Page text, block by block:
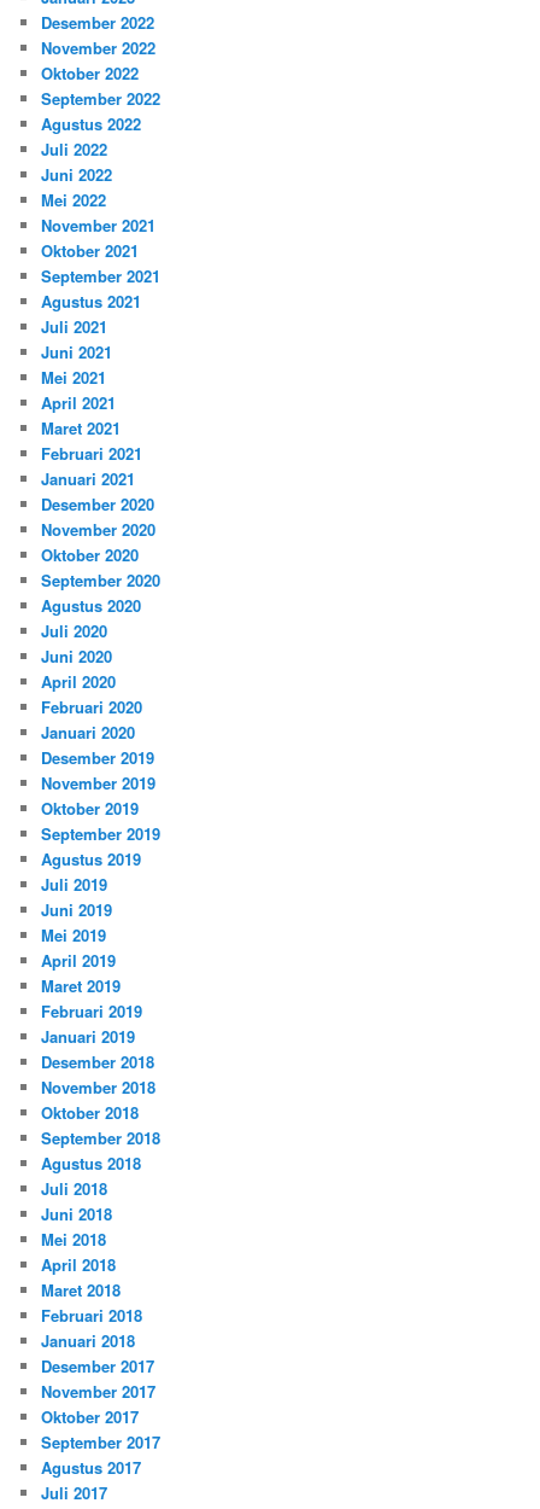
Desember 2022
November 2022
Oktober 2022
September 2022
Agustus 2022
Juli 2022
Juni 2022
Mei 2022
November 2021
Oktober 2021
September 2021
Agustus 2021
Juli 2021
Juni 2021
Mei 2021
April 2021
Maret 2021
Februari 2021
Januari 2021
Desember 2020
November 2020
Oktober 2020
September 2020
Agustus 2020
Juli 2020
Juni 2020
April 2020
Februari 2020
Januari 2020
Desember 2019
November 2019
Oktober 2019
September 2019
Agustus 2019
Juli 2019
Juni 2019
Mei 2019
April 2019
Maret 2019
Februari 2019
Januari 2019
Desember 2018
November 2018
Oktober 2018
September 2018
Agustus 2018
Juli 2018
Juni 2018
Mei 2018
April 2018
Maret 2018
Februari 2018
Januari 2018
Desember 2017
November 2017
Oktober 2017
September 2017
Agustus 2017
Juli 2017